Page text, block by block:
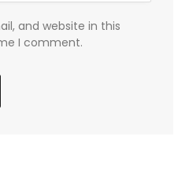
and website in this
I comment.